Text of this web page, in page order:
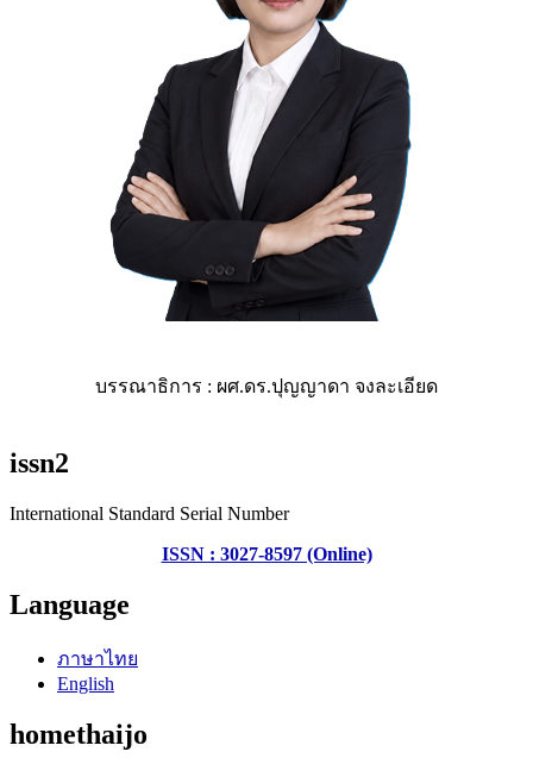
บรรณาธิการ : ผศ.ดร.ปุญญาดา จงละเอียด
issn2
International Standard Serial Number
ISSN : 3027-8597 (Online)
Language
ภาษาไทย
English
homethaijo